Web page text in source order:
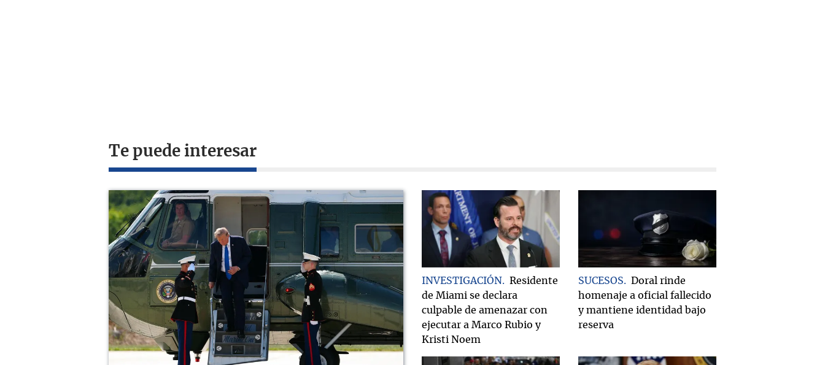
Te puede interesar
INVESTIGACIÓN
Residente
de Miami se declara
culpable de amenazar con
ejecutar a Marco Rubio y
Kristi Noem
SUCESOS
Doral rinde
homenaje a oficial fallecido
y mantiene identidad bajo
reserva